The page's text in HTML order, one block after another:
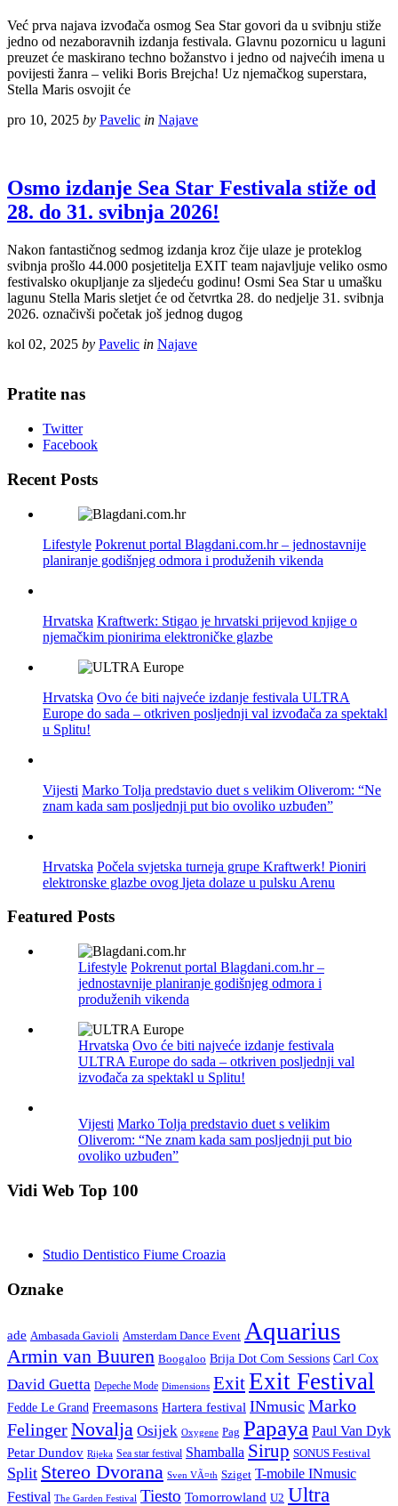
Već prva najava izvođača osmog Sea Star govori da u svibnju stiže
jedno od nezaboravnih izdanja festivala. Glavnu pozornicu u laguni
preuzet će maskirano techno božanstvo i jedno od najvećih imena u
povijesti žanra – veliki Boris Brejcha! Uz njemačkog superstara,
Stella Maris osvojit će
pro 10, 2025 by Pavelic in Najave
Osmo izdanje Sea Star Festivala stiže od
28. do 31. svibnja 2026!
Nakon fantastičnog sedmog izdanja kroz čije ulaze je proteklog
svibnja prošlo 44.000 posjetitelja EXIT team najavljuje veliko osmo
festivalsko okupljanje za sljedeću godinu! Osmi Sea Star u umašku
lagunu Stella Maris sletjet će od četvrtka 28. do nedjelje 31. svibnja
2026. označivši početak još jednog dugog
kol 02, 2025 by Pavelic in Najave
Pratite nas
Twitter
Facebook
Recent Posts
Lifestyle Pokrenut portal Blagdani.com.hr – jednostavnije
planiranje godišnjeg odmora i produženih vikenda
Hrvatska Kraftwerk: Stigao je hrvatski prijevod knjige o
njemačkim pionirima elektroničke glazbe
Hrvatska Ovo će biti najveće izdanje festivala ULTRA
Europe do sada – otkriven posljednji val izvođača za spektakl
u Splitu!
Vijesti Marko Tolja predstavio duet s velikim Oliverom: “Ne
znam kada sam posljednji put bio ovoliko uzbuđen”
Hrvatska Počela svjetska turneja grupe Kraftwerk! Pioniri
elektronske glazbe ovog ljeta dolaze u pulsku Arenu
Featured Posts
Lifestyle Pokrenut portal Blagdani.com.hr –
jednostavnije planiranje godišnjeg odmora i
produženih vikenda
Hrvatska Ovo će biti najveće izdanje festivala
ULTRA Europe do sada – otkriven posljednji val
izvođača za spektakl u Splitu!
Vijesti Marko Tolja predstavio duet s velikim
Oliverom: “Ne znam kada sam posljednji put bio
ovoliko uzbuđen”
Vidi Web Top 100
Studio Dentistico Fiume Croazia
Oznake
ade Ambasada Gavioli Amsterdam Dance Event Aquarius
Armin van Buuren Boogaloo Brija Dot Com Sessions Carl Cox
David Guetta Depeche Mode Dimensions ExitExit Festival
Fedde Le Grand Freemasons Hartera festival INmusic Marko
FelingerNovalja Osijek Oxygene Pag Papaya Paul Van Dyk
Petar Dundov Rijeka Sea star festival Shamballa Sirup SONUS Festival
Split Stereo Dvorana Sven VÃ¤th Sziget T-mobile INmusic
Festival The Garden Festival Tiesto Tomorrowland U2 Ultra